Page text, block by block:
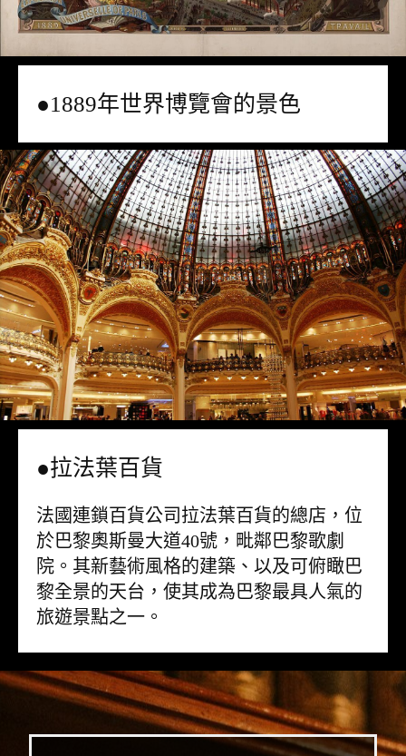
●1889年世界博覽會的景色
●拉法葉百貨
法國連鎖百貨公司拉法葉百貨的總店，位
於巴黎奧斯曼大道40號，毗鄰巴黎歌劇
院。其新藝術風格的建築、以及可俯瞰巴
黎全景的天台，使其成為巴黎最具人氣的
旅遊景點之一。